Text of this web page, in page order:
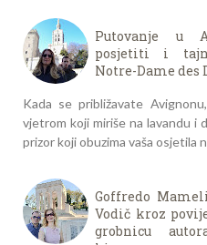
Putovanje u
posjetiti i
Notre-Dame des
Kada se približavate
vjetrom koji miriše na lavandu i
prizor koji obuzima vaša osjetila
Goffredo
Vodič kroz
grobnicu